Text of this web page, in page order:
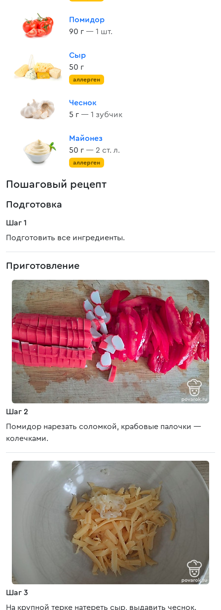
Помидор
90 г — 1 шт.
Сыр
50 г
аллерген
Чеснок
5 г — 1 зубчик
Майонез
50 г — 2 ст. л.
аллерген
Пошаговый рецепт
Подготовка
Шаг 1
Подготовить все ингредиенты.
Приготовление
Шаг 2
Помидор нарезать соломкой, крабовые палочки —
колечками.
Шаг 3
На крупной терке натереть сыр, выдавить чеснок.